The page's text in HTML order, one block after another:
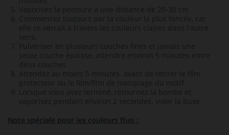
Vaporisez la peinture à une distance de 20-30 cm
Commencez toujours par la couleur la plus foncée, car
elle se verrait à travers les couleurs claires dans l'autre
sens.
Pulvériser en plusieurs couches fines et jamais une
seule couche épaisse, attendre environ 5 minutes entre
deux couches
Attendez au moins 5 minutes.
avant de retirer le film
protecteur ou le film/film de masquage du motif
Lorsque vous avez terminé, retournez la bombe et
vaporisez pendant environ 2 secondes.
vider la buse
Note spéciale pour les couleurs fluo :